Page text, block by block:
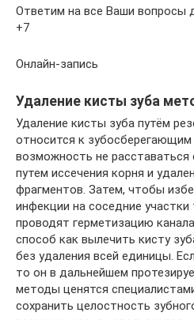
Ответим на все Ваши вопросы
+7
Онлайн-запись
Удаление кисты зуба
Удаление кисты зуба путём
относится к
возможность не
путем иссечения корня и
фрагментов. Затем, чтобы
инфекции на соседние участки
проводят герметизацию
способ как вылечить кисту
без удаления всей единицы.
то он в дальнейшем
методы ценятся
сохранить целостность